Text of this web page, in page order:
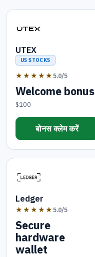
UTEX
US STOCKS
★★★★★ 5.0/5
Welcome bonus
$100
बोनस क्लेम करें
Ledger
★★★★★ 5.0/5
Secure
hardware
wallet